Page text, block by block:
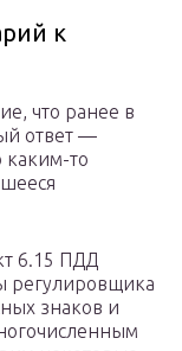
к
что ранее в
ответ —
каким-то
6.15 ПДД
регулировщика
знаков и